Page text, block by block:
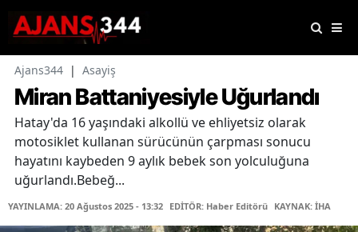
Ajans344 | Asayiş
Miran Battaniyesiyle Uğurlandı
Hatay'da 16 yaşındaki alkollü ve ehliyetsiz olarak
motosiklet kullanan sürücünün çarpması sonucu
hayatını kaybeden 9 aylık bebek son yolculuğuna
uğurlandı.Bebeğ...
YAYINLAMA: 20 Ağustos 2025 - 13:32 EDİTÖR: Haber Editörü KAYNAK: İHA